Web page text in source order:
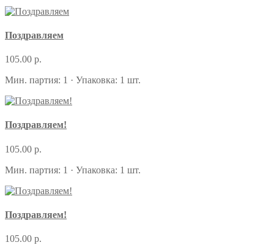
Поздравляем
105.00 р.
Мин. партия: 1 · Упаковка: 1 шт.
Поздравляем!
105.00 р.
Мин. партия: 1 · Упаковка: 1 шт.
Поздравляем!
105.00 р.